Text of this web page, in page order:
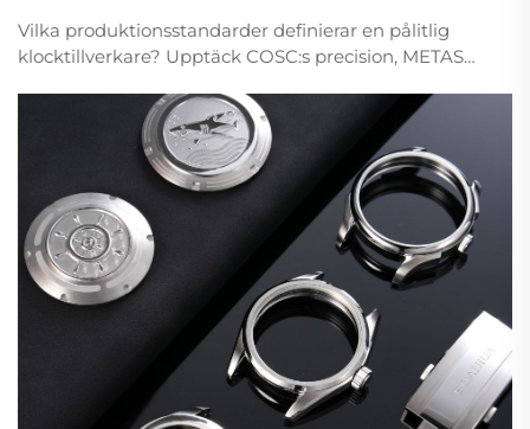
Vilka produktionsstandarder definierar en pålitlig
klocktillverkare? Upptäck COSC:s precision, METAS
9001 kvalitetskontroll. Lär dig vilka certifieringar som